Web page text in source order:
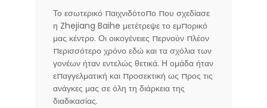
Το εσωτερικό παιχνιδότοπο που σχεδίασε
η Zhejiang Baihe μετέτρεψε το εμπορικό
μας κέντρο. Οι οικογένειες περνούν πλέον
περισσότερο χρόνο εδώ και τα σχόλια των
γονέων ήταν εντελώς θετικά. Η ομάδα ήταν
επαγγελματική και προσεκτική ως προς τις
ανάγκες μας σε όλη τη διάρκεια της
διαδικασίας.